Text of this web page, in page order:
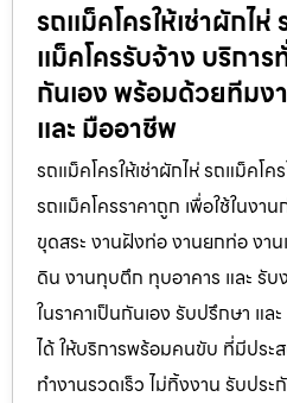
รถแม็คโครให้เช่าผักไห่
แม็คโครรับจ้าง บริการ
กันเอง พร้อมด้วยทีม
และ มืออาชีพ
รถแม็คโครให้เช่าผักไห่ รถแม็คโค
รถแม็คโครราคาถูก เพื่อใช้ในงา
ขุดสระ งานฝังท่อ งานยกท่อ งา
ดิน งานทุบตึก ทุบอาคาร และ รั
ในราคาเป็นกันเอง รับปรึกษา แ
ได้ ให้บริการพร้อมคนขับ ที่มีปร
ทำงานรวดเร็ว ไม่ทิ้งงาน รับปร